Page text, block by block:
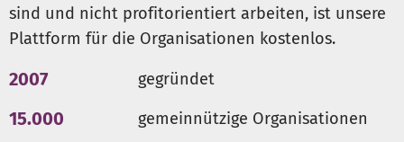
sind und nicht profitorientiert arbeiten, ist unsere
Plattform für die Organisationen kostenlos.
2007 gegründet
15.000 gemeinnützige Organisationen